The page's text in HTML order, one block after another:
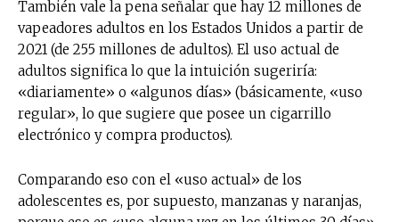
También vale la pena señalar que hay 12 millones de
vapeadores adultos en los Estados Unidos a partir de
2021 (de 255 millones de adultos). El uso actual de
adultos significa lo que la intuición sugeriría:
«diariamente» o «algunos días» (básicamente, «uso
regular», lo que sugiere que posee un cigarrillo
electrónico y compra productos).
Comparando eso con el «uso actual» de los
adolescentes es, por supuesto, manzanas y naranjas,